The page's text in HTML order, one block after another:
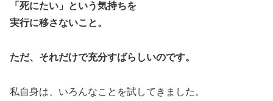
「死にたい」という気持ちを
実行に移さないこと。
ただ、それだけで充分すばらしいのです。
私自身は、いろんなことを試してきました。